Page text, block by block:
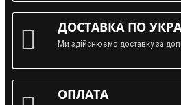
ДОСТАВКА ПО
Ми здійснюємо доставку за
ОПЛАТА